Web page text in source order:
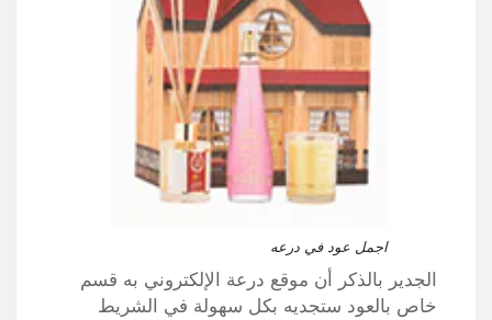
اجمل عود في درعه
الجدير بالذكر أن موقع درعة الإلكتروني به قسم
خاص بالعود ستجديه بكل سهولة في الشريط